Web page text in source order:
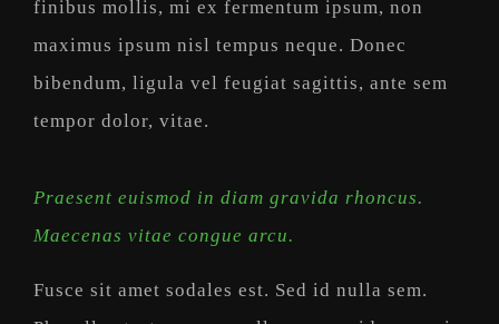
finibus mollis, mi ex fermentum ipsum, non
maximus ipsum nisl tempus neque. Donec
bibendum, ligula vel feugiat sagittis, ante sem
tempor dolor, vitae.
Praesent euismod in diam gravida rhoncus.
Maecenas vitae congue arcu.
Fusce sit amet sodales est. Sed id nulla sem.